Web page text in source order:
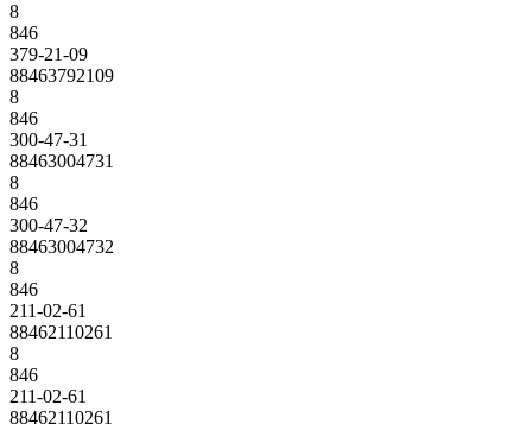
8
846
379-21-09
88463792109
8
846
300-47-31
88463004731
8
846
300-47-32
88463004732
8
846
211-02-61
88462110261
8
846
211-02-61
88462110261